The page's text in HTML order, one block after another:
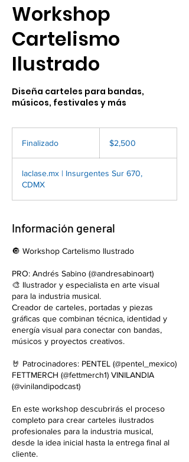
Workshop
Cartelismo
Ilustrado
Diseña carteles para bandas,
músicos, festivales y más
Finalizado
a
i
d
mexicanos
$2,500
laclase.mx | Insurgentes Sur 670,
CDMX
Información general
🔘 Workshop Cartelismo Ilustrado
PRO: Andrés Sabino (@andresabinoart)
🎨 Ilustrador y especialista en arte visual
para la industria musical.
Creador de carteles, portadas y piezas
gráficas que combinan técnica, identidad y
energía visual para conectar con bandas,
músicos y proyectos creativos.
🤘 Patrocinadores: PENTEL (@pentel_mexico)
FETTMERCH (@fettmerch1) VINILANDIA
(@vinilandipodcast)
En este workshop descubrirás el proceso
completo para crear carteles ilustrados
profesionales para la industria musical,
desde la idea inicial hasta la entrega final al
cliente.